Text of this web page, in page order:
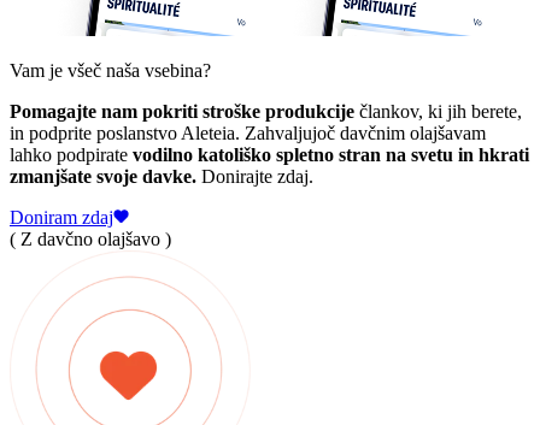
Vam je všeč naša vsebina?
Pomagajte nam pokriti stroške produkcije člankov, ki jih berete,
in podprite poslanstvo Aleteia. Zahvaljujoč davčnim olajšavam
lahko podpirate vodilno katoliško spletno stran na svetu in hkrati
zmanjšate svoje davke. Donirajte zdaj.
Doniram zdaj
( Z davčno olajšavo )